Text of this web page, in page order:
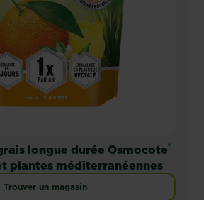
longue durée Osmocote®
plantes méditerranéennes
Trouver un magasin